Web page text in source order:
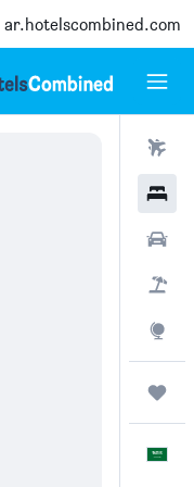
ar.hotelscombined.com